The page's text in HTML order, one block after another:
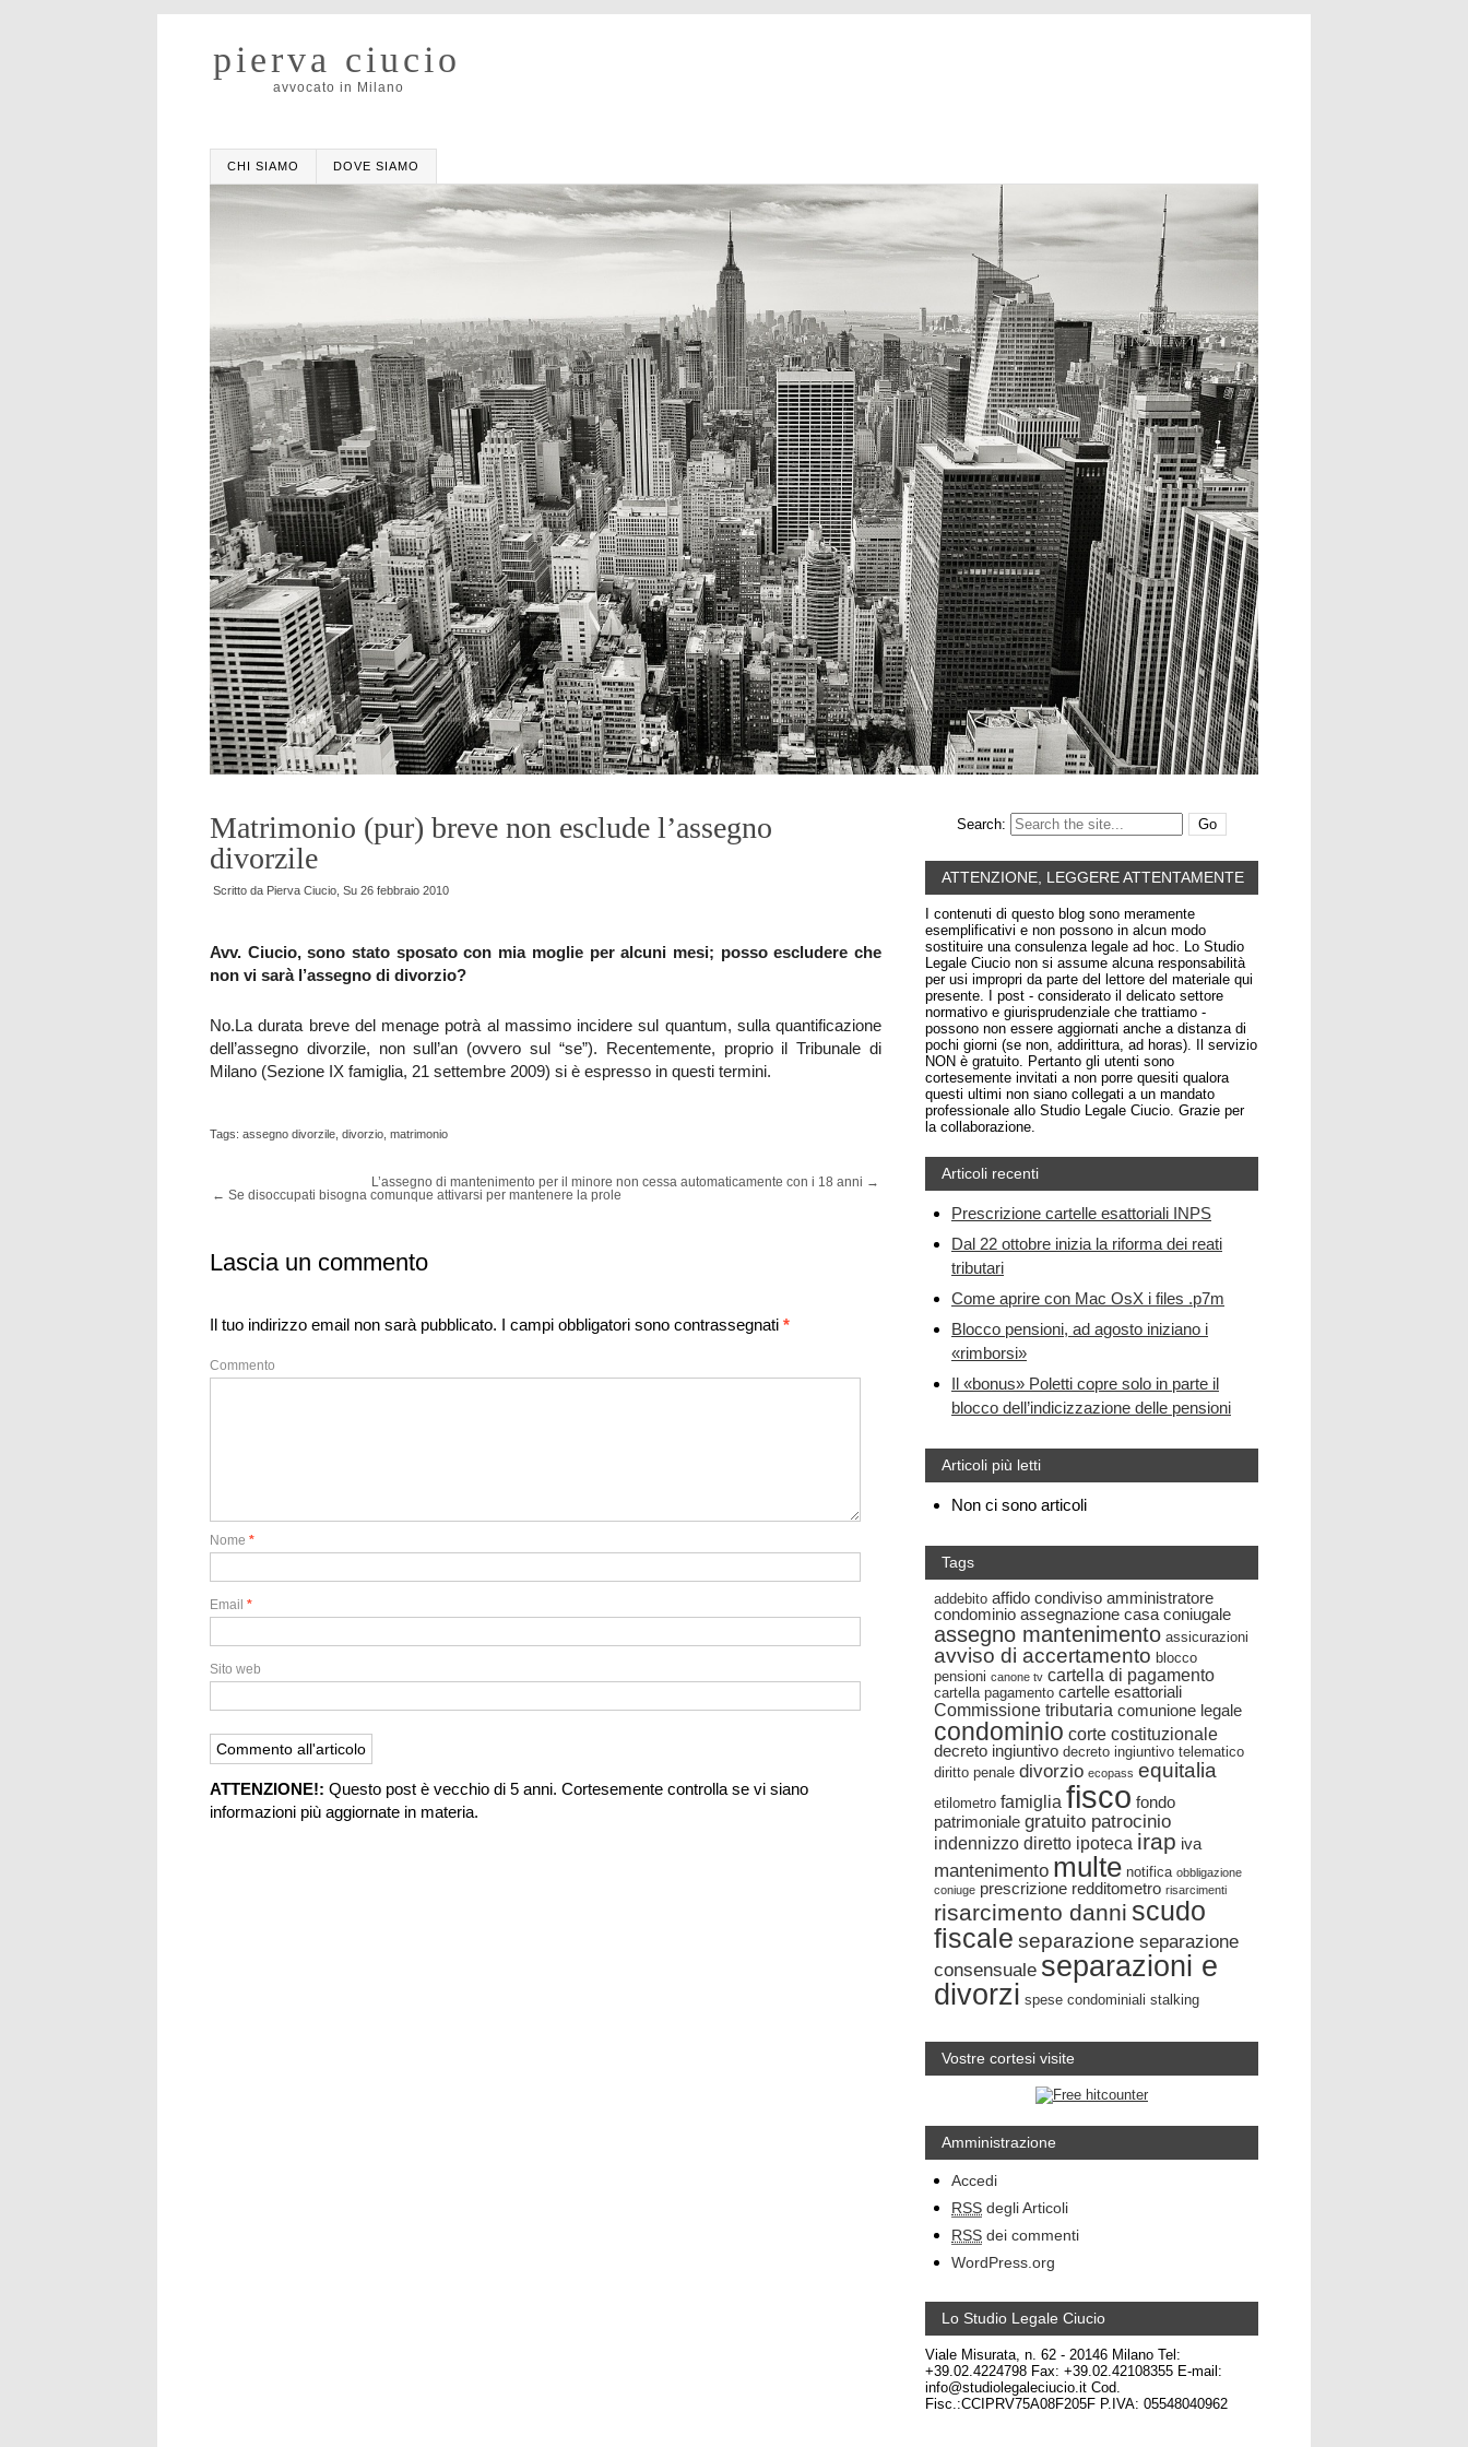
pierva ciucio
avvocato in Milano
CHI SIAMO DOVE SIAMO
Matrimonio (pur) breve non esclude l’assegno
divorzile
Scritto da Pierva Ciucio , Su 26 febbraio 2010
Avv. Ciucio, sono stato sposato con mia moglie per alcuni mesi; posso escludere che
non vi sarà l’assegno di divorzio?
No.La durata breve del menage potrà al massimo incidere sul quantum, sulla quantificazione
dell’assegno divorzile, non sull’an (ovvero sul “se”). Recentemente, proprio il Tribunale di
Milano (Sezione IX famiglia, 21 settembre 2009) si è espresso in questi termini.
Tags: assegno divorzile divorzio matrimonio
L’assegno di mantenimento per il minore non cessa automaticamente con i 18 anni →
← Se disoccupati bisogna comunque attivarsi per mantenere la prole
Lascia un commento
Il tuo indirizzo email non sarà pubblicato. I campi obbligatori sono contrassegnati *
Commento
Nome *
Email *
Sito web
ATTENZIONE!: Questo post è vecchio di 5 anni. Cortesemente controlla se vi siano
informazioni più aggiornate in materia.
Search:
ATTENZIONE, LEGGERE ATTENTAMENTE
I contenuti di questo blog sono meramente
esemplificativi e non possono in alcun modo
sostituire una consulenza legale ad hoc. Lo Studio
Legale Ciucio non si assume alcuna responsabilità
per usi impropri da parte del lettore del materiale qui
presente. I post - considerato il delicato settore
normativo e giurisprudenziale che trattiamo -
possono non essere aggiornati anche a distanza di
pochi giorni (se non, addirittura, ad horas). Il servizio
NON è gratuito. Pertanto gli utenti sono
cortesemente invitati a non porre quesiti qualora
questi ultimi non siano collegati a un mandato
professionale allo Studio Legale Ciucio. Grazie per
la collaborazione.
Articoli recenti
Prescrizione cartelle esattoriali INPS
Dal 22 ottobre inizia la riforma dei reati
tributari
Come aprire con Mac OsX i files .p7m
Blocco pensioni, ad agosto iniziano i
«rimborsi»
Il «bonus» Poletti copre solo in parte il
blocco dell’indicizzazione delle pensioni
Articoli più letti
Non ci sono articoli
Tags
addebito affido condiviso amministratore
condominio assegnazione casa coniugale
assegno mantenimento assicurazioni
avviso di accertamento blocco
pensioni canone tv cartella di pagamento
cartella pagamento cartelle esattoriali
Commissione tributaria comunione legale
condominio corte costituzionale
decreto ingiuntivo decreto ingiuntivo telematico
diritto penale divorzio ecopass equitalia
etilometro famiglia fisco fondo
patrimoniale gratuito patrocinio
indennizzo diretto ipoteca irap iva
mantenimento multe notifica obbligazione
coniuge prescrizione redditometro risarcimenti
risarcimento danni scudo
fiscale separazione separazione
consensuale separazioni e
divorzi spese condominiali stalking
Vostre cortesi visite
Amministrazione
Accedi
RSS degli Articoli
RSS dei commenti
WordPress.org
Lo Studio Legale Ciucio
Viale Misurata, n. 62 - 20146 Milano Tel:
+39.02.4224798 Fax: +39.02.42108355 E-mail:
info@studiolegaleciucio.it Cod.
Fisc.:CCIPRV75A08F205F P.IVA: 05548040962